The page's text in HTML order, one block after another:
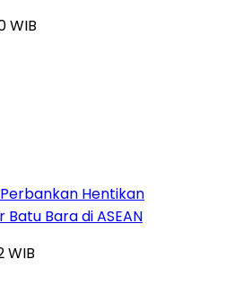
WIB
Hentikan
Bara di ASEAN
WIB